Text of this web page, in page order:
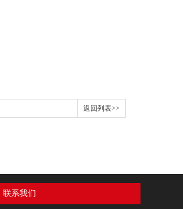
返回列表>>
联系我们